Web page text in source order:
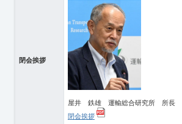
閉会挨拶
屋井 鉄雄 運輸総合研究所 所長
閉会挨拶